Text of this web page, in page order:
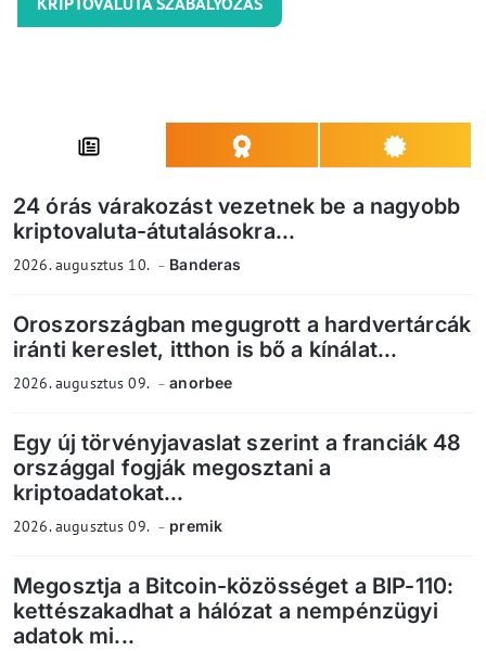
24 órás várakozást vezetnek be a nagyobb
kriptovaluta-átutalásokra...
2026. augusztus 10. Banderas
Oroszországban megugrott a hardvertárcák
iránti kereslet, itthon is bő a kínálat...
2026. augusztus 09. anorbee
Egy új törvényjavaslat szerint a franciák 48
országgal fogják megosztani a
kriptoadatokat...
2026. augusztus 09. premik
Megosztja a Bitcoin-közösséget a BIP-110:
kettészakadhat a hálózat a nempénzügyi
adatok mi...